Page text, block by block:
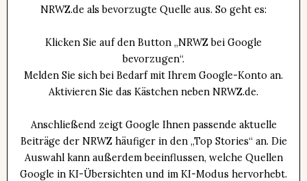
NRWZ.de als bevorzugte Quelle aus. So geht es:
Klicken Sie auf den Button „NRWZ bei Google
bevorzugen“.
Melden Sie sich bei Bedarf mit Ihrem Google-Konto an.
Aktivieren Sie das Kästchen neben NRWZ.de.
Anschließend zeigt Google Ihnen passende aktuelle
Beiträge der NRWZ häufiger in den „Top Stories“ an. Die
Auswahl kann außerdem beeinflussen, welche Quellen
Google in KI-Übersichten und im KI-Modus hervorhebt.